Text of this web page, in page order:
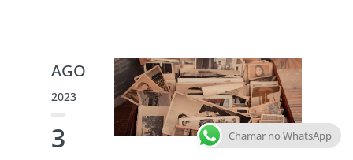
AGO
2023
3 Chamar no WhatsApp